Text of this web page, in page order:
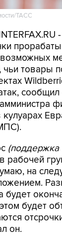
ТАСС
возможных
товары
сообщил
(поддержка
рабочей
на
будет
будет
он.